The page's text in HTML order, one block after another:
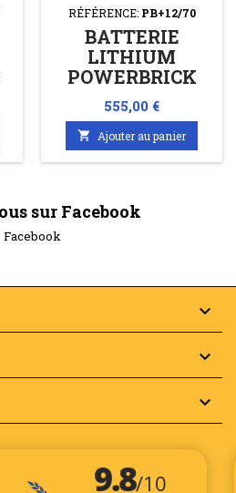
RÉFÉRENCE: PB+12/70
BATTERIE
LITHIUM
POWERBRICK
12V 70AH
Prix
555,00 €
 Ajouter au panier
sur Facebook
Facebook


